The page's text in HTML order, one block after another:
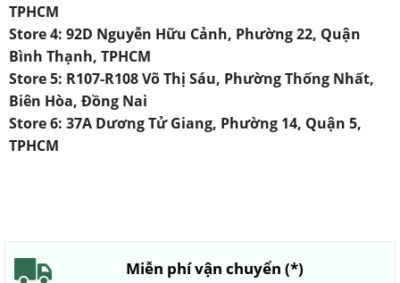
TPHCM
Store 4: 92D Nguyễn Hữu Cảnh, Phường 22, Quận
Bình Thạnh, TPHCM
Store 5: R107-R108 Võ Thị Sáu, Phường Thống Nhất,
Biên Hòa, Đồng Nai
Store 6: 37A Dương Tử Giang, Phường 14, Quận 5,
TPHCM
Miễn phí vận chuyển (*)